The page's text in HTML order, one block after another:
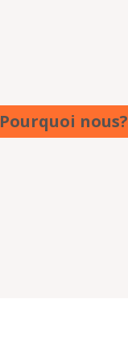
Pourquoi nous?